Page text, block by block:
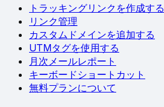
トラッキングリンクを作成する
リンク管理
カスタムドメインを追加する
UTMタグを使用する
月次メールレポート
キーボードショートカット
無料プランについて